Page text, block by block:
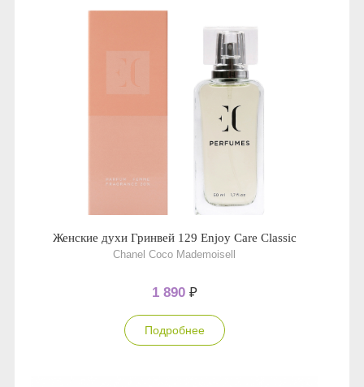
Женские духи Гринвей 129 Enjoy Care Classic
Chanel Coco Mademoisell
1 890 ₽
Подробнее